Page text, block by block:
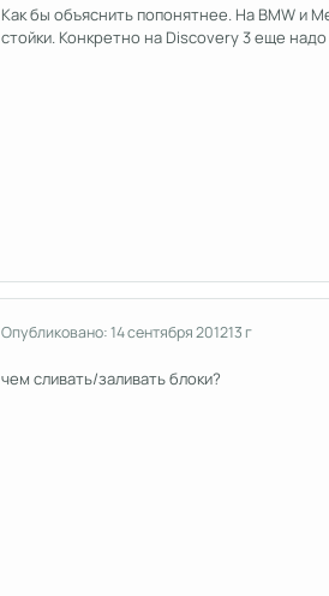
Как бы объяснить попонятнее. На BMW и
стойки. Конкретно на Discovery 3 еще надо
Опубликовано:14 сентября 201213 г
чем сливать/заливать блоки?